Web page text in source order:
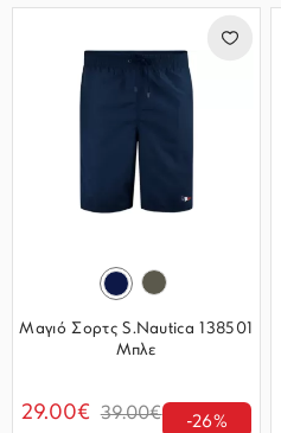
Μαγιό Σορτς S.Nautica 138501
Μπλε
29.00€ 39.00€ -26%